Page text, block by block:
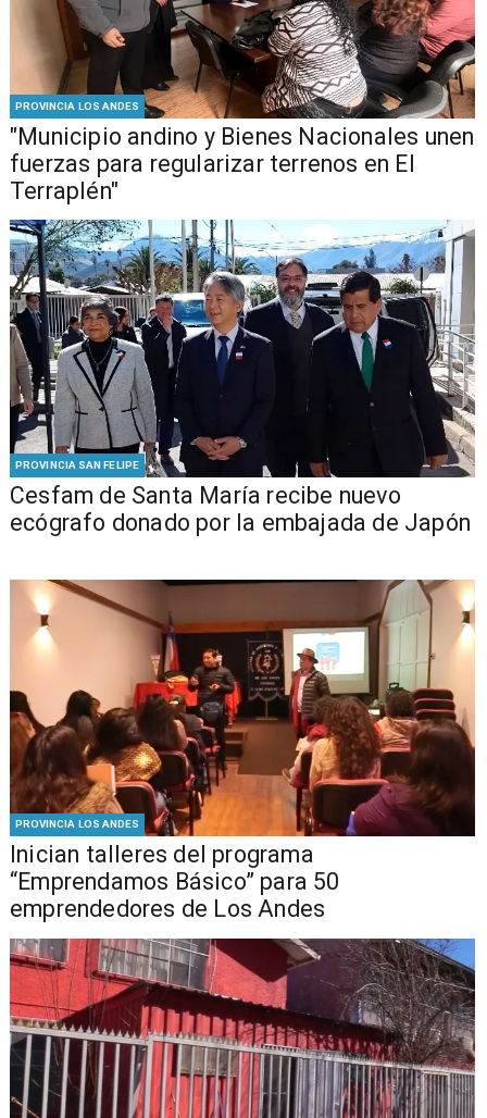
PROVINCIA LOS ANDES
"Municipio andino y Bienes Nacionales unen
fuerzas para regularizar terrenos en El
Terraplén"
PROVINCIA SAN FELIPE
Cesfam de Santa María recibe nuevo
ecógrafo donado por la embajada de Japón
PROVINCIA LOS ANDES
Inician talleres del programa
“Emprendamos Básico” para 50
emprendedores de Los Andes